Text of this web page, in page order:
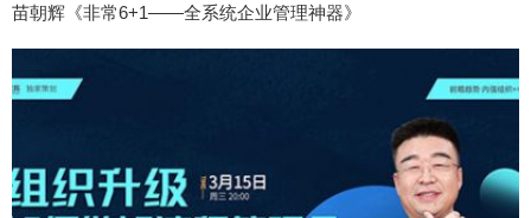
苗朝辉《非常6+1——全系统企业管理神器》